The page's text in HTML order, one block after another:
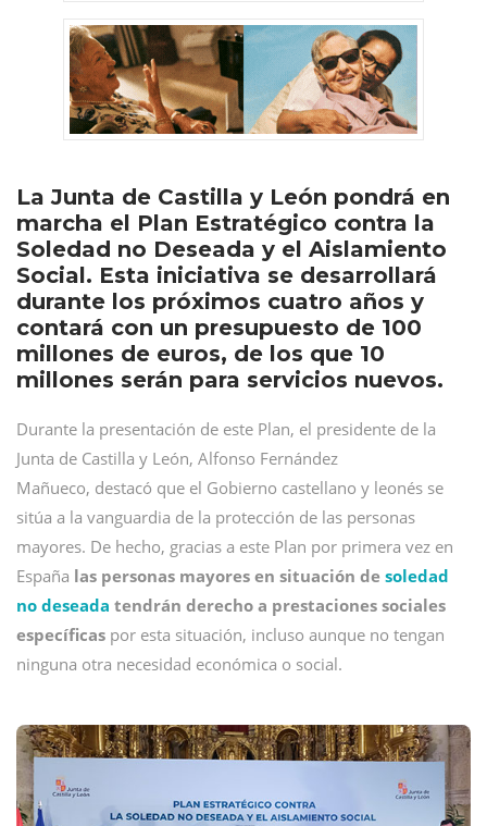
La Junta de Castilla y León pondrá en
marcha el Plan Estratégico contra la
Soledad no Deseada y el Aislamiento
Social. Esta iniciativa se desarrollará
durante los próximos cuatro años y
contará con un presupuesto de 100
millones de euros, de los que 10
millones serán para servicios nuevos.
Durante la presentación de este Plan, el presidente de la
Junta de Castilla y León, Alfonso Fernández
Mañueco, destacó que el Gobierno castellano y leonés se
sitúa a la vanguardia de la protección de las personas
mayores. De hecho, gracias a este Plan por primera vez en
España las personas mayores en situación de soledad
no deseada tendrán derecho a prestaciones sociales
específicas por esta situación, incluso aunque no tengan
ninguna otra necesidad económica o social.